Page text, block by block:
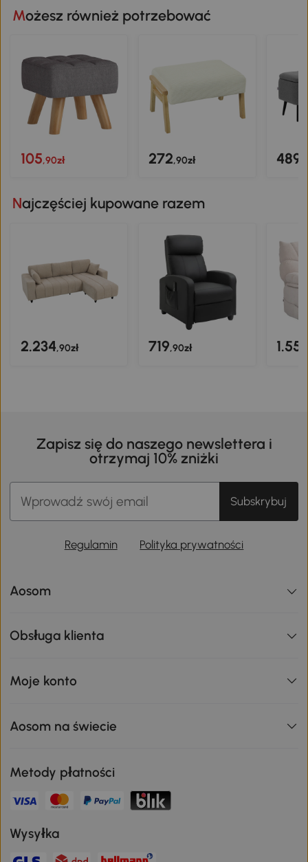
Możesz również potrzebować
105,90zł 272,90zł 489
Najczęściej kupowane razem
2.234,90zł 719,90zł
Zapisz się do naszego newslettera i
otrzymaj 10% zniżki
Subskrybuj
Regulamin Polityka prywatności
Aosom
Obsługa klienta
Moje konto
Aosom na świecie
Metody płatności
Wysyłka